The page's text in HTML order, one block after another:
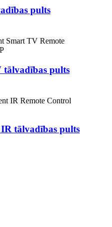
pults
tālvadības pults
IR tālvadības pults